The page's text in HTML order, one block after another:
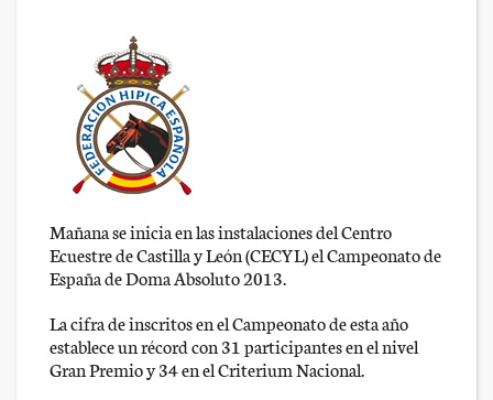
Mañana se inicia en las instalaciones del Centro
Ecuestre de Castilla y León (CECYL) el Campeonato de
España de Doma Absoluto 2013.
La cifra de inscritos en el Campeonato de esta año
establece un récord con 31 participantes en el nivel
Gran Premio y 34 en el Criterium Nacional.